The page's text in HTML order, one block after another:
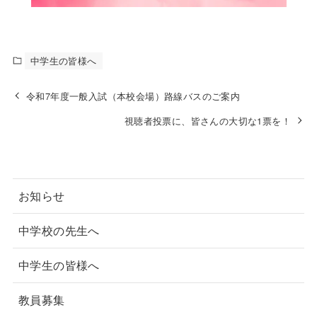
中学生の皆様へ
令和7年度一般入試（本校会場）路線バスのご案内
視聴者投票に、皆さんの大切な1票を！
お知らせ
中学校の先生へ
中学生の皆様へ
教員募集